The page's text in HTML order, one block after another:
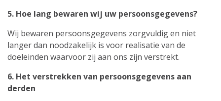
5. Hoe lang bewaren wij uw persoonsgegevens?
Wij bewaren persoonsgegevens zorgvuldig en niet
langer dan noodzakelijk is voor realisatie van de
doeleinden waarvoor zij aan ons zijn verstrekt.
6. Het verstrekken van persoonsgegevens aan
derden